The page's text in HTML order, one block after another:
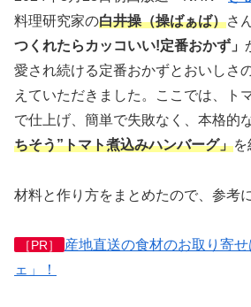
料理研究家の白井操（操ばぁば）さ
つくれたらカッコいい!定番おかず」
愛され続ける定番おかずとおいしさ
えていただきました。ここでは、ト
で仕上げ、簡単で失敗なく、本格的
ちそう”トマト煮込みハンバーグ」を
材料と作り方をまとめたので、参考
［PR］
産地直送の食材のお取り寄
ェ」！